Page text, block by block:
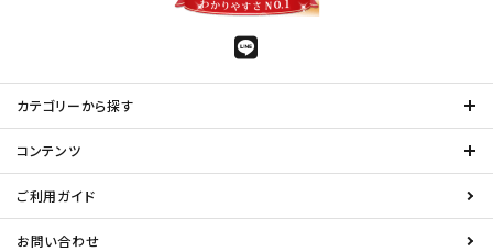
カテゴリーから探す
コンテンツ
ご利用ガイド
お問い合わせ